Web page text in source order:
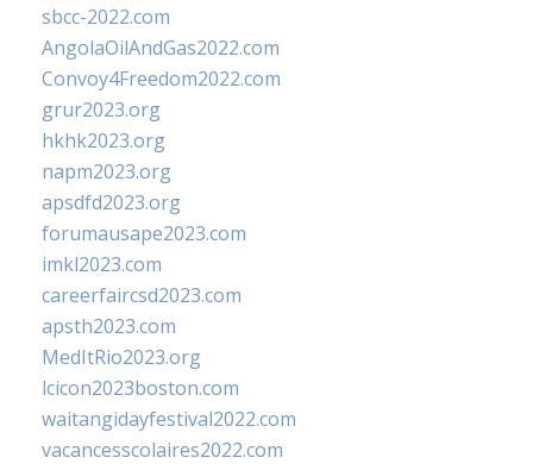
sbcc-2022.com
AngolaOilAndGas2022.com
Convoy4Freedom2022.com
grur2023.org
hkhk2023.org
napm2023.org
apsdfd2023.org
forumausape2023.com
imkl2023.com
careerfaircsd2023.com
apsth2023.com
MedItRio2023.org
lcicon2023boston.com
waitangidayfestival2022.com
vacancesscolaires2022.com